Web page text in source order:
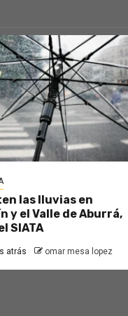
las lluvias en
y el Valle de Aburrá,
SIATA
atrás omar mesa lopez